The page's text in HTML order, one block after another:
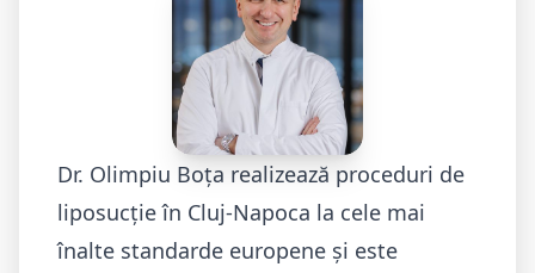
Dr. Olimpiu Boța realizează proceduri de
liposucție în Cluj-Napoca la cele mai
înalte standarde europene și este